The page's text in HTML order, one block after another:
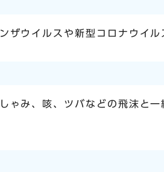
ザウイルスや新型コロナウイ
ゃみ、咳、ツバなどの飛沫と